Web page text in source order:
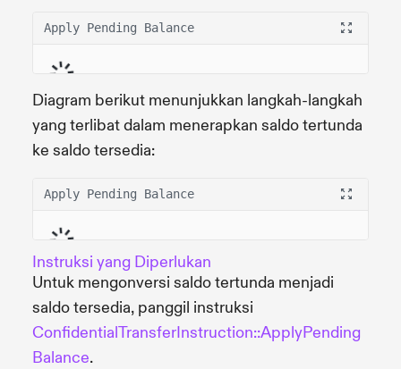
Apply Pending Balance
Diagram berikut menunjukkan langkah-langkah
yang terlibat dalam menerapkan saldo tertunda
ke saldo tersedia:
Apply Pending Balance
Instruksi yang Diperlukan
Untuk mengonversi saldo tertunda menjadi
saldo tersedia, panggil instruksi
ConfidentialTransferInstruction::ApplyPending
Balance.